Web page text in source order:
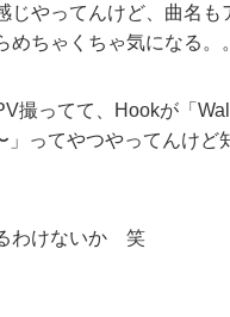
じやってんけど、曲名も
めちゃくちゃ気になる。
撮ってて、Hookが「
」ってやつやってんけど
わけないか 笑